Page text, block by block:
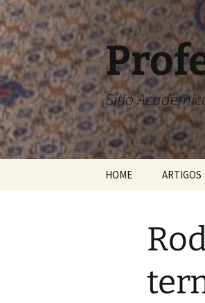
Pular
para
o
conteúdo
Sítio
HOME ARTIGOS